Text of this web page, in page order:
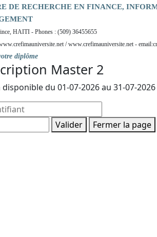
DE RECHERCHE EN FINANCE,
HAITI - Phones : (509) 36455655
/ www.crefimauniversite.net -
diplôme
Master 2
du 01-07-2026 au 31-07-2026
Valider Fermer la page